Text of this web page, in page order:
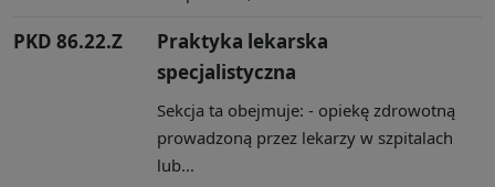
PKD 86.22.Z
Praktyka lekarska
specjalistyczna
Sekcja ta obejmuje: - opiekę zdrowotną
prowadzoną przez lekarzy w szpitalach
lub...